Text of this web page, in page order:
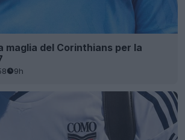
maglia del Corinthians per la
9h